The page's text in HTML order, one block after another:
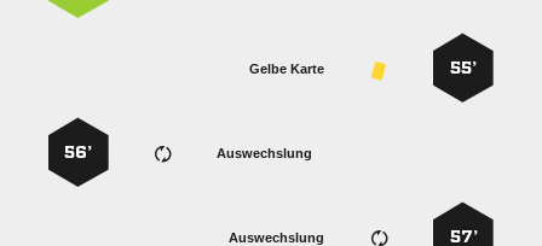
55’
Gelbe Karte
Auswechslung
56’
57’
Auswechslung